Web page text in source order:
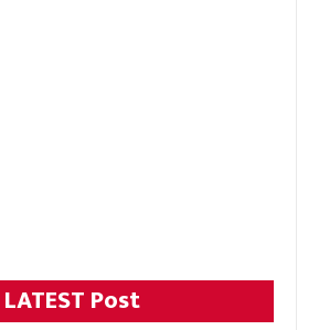
LATEST Post